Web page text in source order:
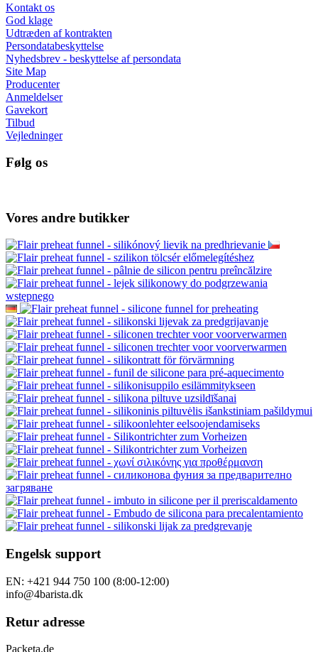
Kontakt os
God klage
Udtræden af kontrakten
Persondatabeskyttelse
Nyhedsbrev - beskyttelse af persondata
Site Map
Producenter
Anmeldelser
Gavekort
Tilbud
Vejledninger
Følg os
Vores andre butikker
Engelsk support
EN: +421 944 750 100 (8:00-12:00)
info@4barista.dk
Retur adresse
Packeta.de